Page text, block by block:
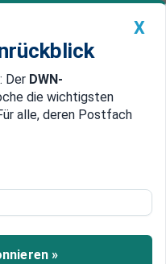
Geldanlage Premium
China
Nun hat auch
als First Lady
X
Der DWN-
die wichtigsten
alle, deren Postfach
»